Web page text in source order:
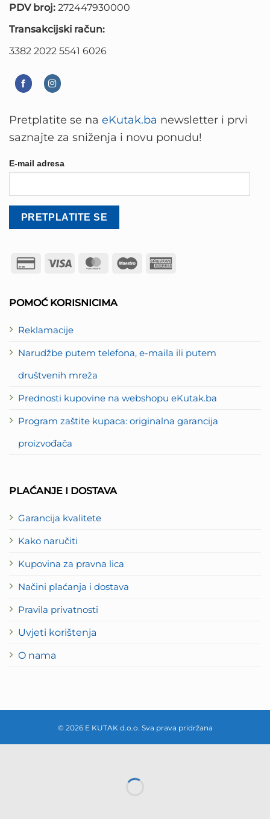
PDV broj: 272447930000
Transakcijski račun:
3382 2022 5541 6026
POMOĆ KORISNICIMA
Reklamacije
Narudžbe putem telefona, e-maila ili putem
društvenih mreža
Prednosti kupovine na webshopu eKutak.ba
Program zaštite kupaca: originalna garancija
proizvođača
PLAĆANJE I DOSTAVA
Garancija kvalitete
Kako naručiti
Kupovina za pravna lica
Načini plaćanja i dostava
Pravila privatnosti
Uvjeti korištenja
O nama
Pretplatite se na eKutak.ba newsletter i prvi
saznajte za sniženja i novu ponudu!
E-mail adresa
Credit
Visa MasterCard
Maestro
© 2026 E KUTAK d.o.o. Sva prava pridržana